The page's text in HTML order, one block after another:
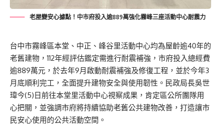
老屋變安心據點！中市府投入逾889萬強化霧峰三座活動中心耐震力
台中市霧峰區本堂、中正、峰谷里活動中心均為屋齡逾40年的
老舊建物，112年經評估鑑定需進行耐震補強，市府投入總經費
逾889萬元，於去年9月啟動耐震補強及修復工程，並於今年3
月底順利完工，全面提升建物安全與使用韌性。民政局長吳世
瑋今(5)日前往本堂里活動中心視察成果，肯定區公所團隊用
心把關，並強調市府將持續協助老舊公共建物改善，打造讓市
民安心使用的公共活動空間。